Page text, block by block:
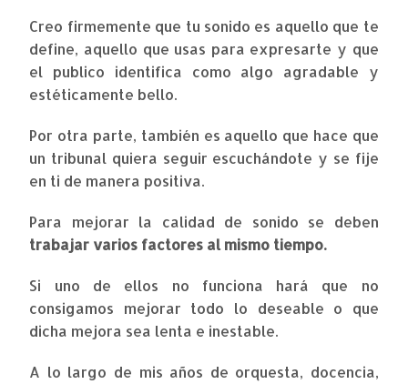
Creo firmemente que tu sonido es aquello que te
define, aquello que usas para expresarte y que
el publico identifica como algo agradable y
estéticamente bello.
Por otra parte, también es aquello que hace que
un tribunal quiera seguir escuchándote y se fije
en ti de manera positiva.
Para mejorar la calidad de sonido se deben
trabajar varios factores al mismo tiempo.
Si uno de ellos no funciona hará que no
consigamos mejorar todo lo deseable o que
dicha mejora sea lenta e inestable.
A lo largo de mis años de orquesta, docencia,